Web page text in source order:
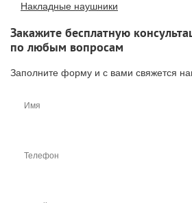
Накладные наушники
Закажите бесплатную
по любым вопросам
Заполните форму и с вами свяжется